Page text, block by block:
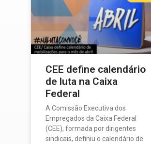
CEE define calendário
de luta na Caixa
Federal
A Comissão Executiva dos
Empregados da Caixa Federal
(CEE), formada por dirigentes
sindicais, definiu o calendário de